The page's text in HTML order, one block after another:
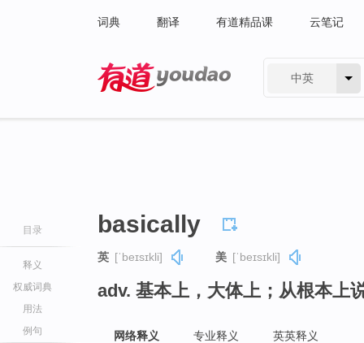
词典 翻译 有道精品课 云笔记
中英
目录
释义
权威词典
用法
例句
basically
英 [ˈbeɪsɪkli] 美 [ˈbeɪsɪkli]
adv. 基本上，大体上；从根本上
网络释义 专业释义 英英释义